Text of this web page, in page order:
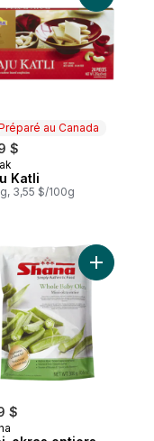
au Canada
$
au Canada
Katli
3,55 $/100g
frit au panier
$
Ajouter